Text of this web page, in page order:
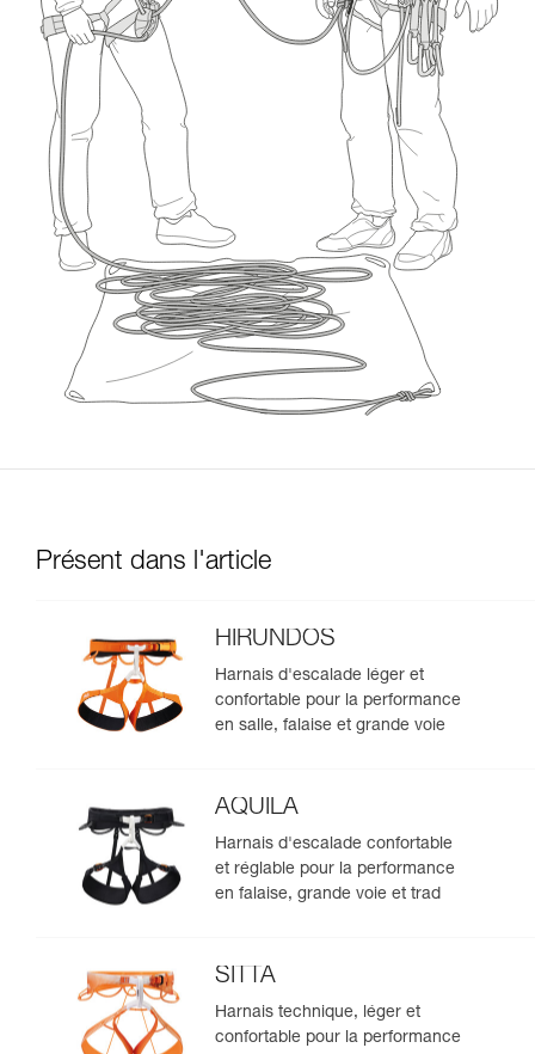
Présent dans l'article
HIRUNDOS
Harnais d'escalade léger et
confortable pour la performance
en salle, falaise et grande voie
AQUILA
Harnais d'escalade confortable
et réglable pour la performance
en falaise, grande voie et trad
SITTA
Harnais technique, léger et
confortable pour la performance